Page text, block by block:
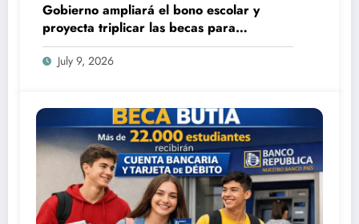
Gobierno ampliará el bono escolar y
proyecta triplicar las becas para
estudiantes de educación media
July 9, 2026